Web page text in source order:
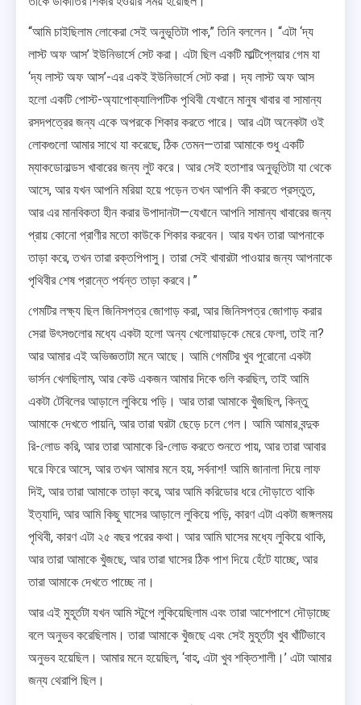
“আমি চাইছিলাম লোকেরা সেই অনুভূতিটা পাক,” তিনি বললেন। “এটা ‘দ্য
লাস্ট অফ আস’ ইউনিভার্সে সেট করা। এটা ছিল একটি মাল্টিপ্লেয়ার গেম যা
‘দ্য লাস্ট অফ আস’-এর একই ইউনিভার্সে সেট করা। দ্য লাস্ট অফ আস
হলো একটি পোস্ট-অ্যাপোক্যালিপটিক পৃথিবী যেখানে মানুষ খাবার বা সামান্য
রসদপত্রের জন্য একে অপরকে শিকার করতে পারে। আর এটা অনেকটা ওই
লোকগুলো আমার সাথে যা করেছে, ঠিক তেমন—তারা আমাকে শুধু একটি
ম্যাকডোনাল্ডস খাবারের জন্য লুট করে। আর সেই হতাশার অনুভূতিটা যা থেকে
আসে, আর যখন আপনি মরিয়া হয়ে পড়েন তখন আপনি কী করতে প্রস্তুত,
আর এর মানবিকতা হীন করার উপাদানটা—যেখানে আপনি সামান্য খাবারের জন্য
প্রায় কোনো প্রাণীর মতো কাউকে শিকার করবেন। আর যখন তারা আপনাকে
তাড়া করে, তখন তারা রক্তপিপাসু। তারা সেই খাবারটা পাওয়ার জন্য আপনাকে
পৃথিবীর শেষ প্রান্তে পর্যন্ত তাড়া করবে।”
গেমটির লক্ষ্য ছিল জিনিসপত্র জোগাড় করা, আর জিনিসপত্র জোগাড় করার
সেরা উৎসগুলোর মধ্যে একটা হলো অন্য খেলোয়াড়কে মেরে ফেলা, তাই না?
আর আমার এই অভিজ্ঞতাটা মনে আছে। আমি গেমটির খুব পুরোনো একটা
ভার্সন খেলছিলাম, আর কেউ একজন আমার দিকে গুলি করছিল, তাই আমি
একটা টেবিলের আড়ালে লুকিয়ে পড়ি। আর তারা আমাকে খুঁজছিল, কিন্তু
আমাকে দেখতে পায়নি, আর তারা ঘরটা ছেড়ে চলে গেল। আমি আমার বন্দুক
রি-লোড করি, আর তারা আমাকে রি-লোড করতে শুনতে পায়, আর তারা আবার
ঘরে ফিরে আসে, আর তখন আমার মনে হয়, সর্বনাশ! আমি জানালা দিয়ে লাফ
দিই, আর তারা আমাকে তাড়া করে, আর আমি করিডোর ধরে দৌড়াতে থাকি
ইত্যাদি, আর আমি কিছু ঘাসের আড়ালে লুকিয়ে পড়ি, কারণ এটা একটা জঙ্গলময়
পৃথিবী, কারণ এটা ২৫ বছর পরের কথা। আর আমি ঘাসের মধ্যে লুকিয়ে থাকি,
আর তারা আমাকে খুঁজছে, আর তারা ঘাসের ঠিক পাশ দিয়ে হেঁটে যাচ্ছে, আর
তারা আমাকে দেখতে পাচ্ছে না।
আর এই মুহূর্তটা যখন আমি স্টুপে লুকিয়েছিলাম এবং তারা আশেপাশে দৌড়াচ্ছে
বলে অনুভব করেছিলাম। তারা আমাকে খুঁজছে এবং সেই মুহূর্তটা খুব খাঁটিভাবে
অনুভব হয়েছিল। আমার মনে হয়েছিল, ‘বাহ, এটা খুব শক্তিশালী।’ এটা আমার
জন্য থেরাপি ছিল।